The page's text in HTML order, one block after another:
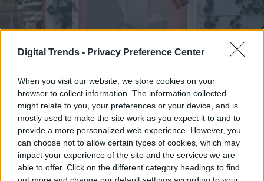
Digital Trends - Privacy Preference Center
When you visit our website, we store cookies on your
browser to collect information. The information collected
might relate to you, your preferences or your device, and is
mostly used to make the site work as you expect it to and to
provide a more personalized web experience. However, you
can choose not to allow certain types of cookies, which may
impact your experience of the site and the services we are
able to offer. Click on the different category headings to find
Una instalación publicitaria inusual ha